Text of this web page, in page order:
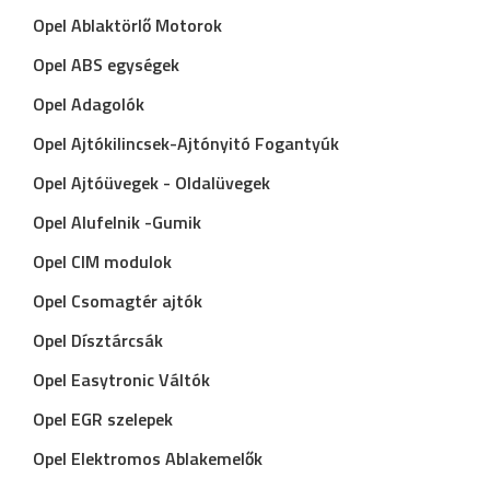
Opel Ablaktörlő Motorok
Opel ABS egységek
Opel Adagolók
Opel Ajtókilincsek-Ajtónyitó Fogantyúk
Opel Ajtóüvegek - Oldalüvegek
Opel Alufelnik -Gumik
Opel CIM modulok
Opel Csomagtér ajtók
Opel Dísztárcsák
Opel Easytronic Váltók
Opel EGR szelepek
Opel Elektromos Ablakemelők